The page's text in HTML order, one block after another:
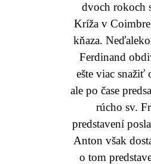
dvoch rokoch
Kríža v
kňaza.
Ferdinand
ešte viac
ale po čase
rúcho sv.
predstavení
Anton však
o tom